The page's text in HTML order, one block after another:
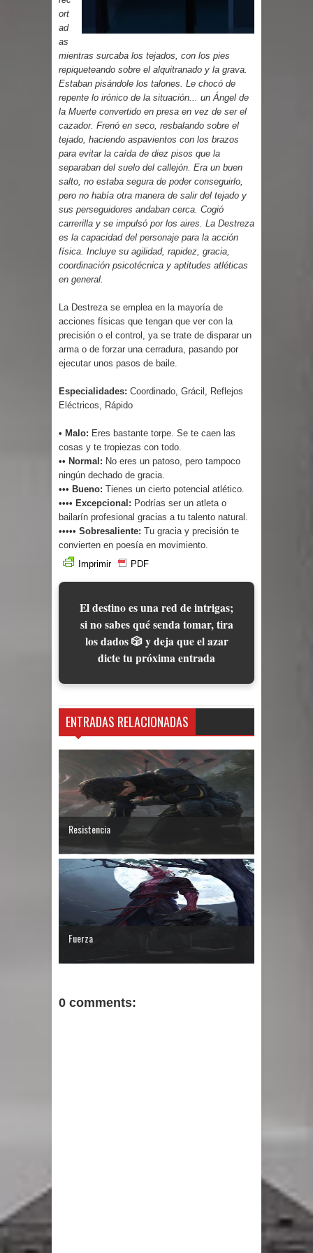
ort
ad
as
mientras surcaba los tejados, con los pies
repiqueteando sobre el alquitranado y la grava.
Estaban pisándole los talones. Le chocó de
repente lo irónico de la situación... un Ángel de
la Muerte convertido en presa en vez de ser el
cazador. Frenó en seco, resbalando sobre el
tejado, haciendo aspavientos con los brazos
para evitar la caída de diez pisos que la
separaban del suelo del callejón. Era un buen
salto, no estaba segura de poder conseguirlo,
pero no había otra manera de salir del tejado y
sus perseguidores andaban cerca. Cogió
carrerilla y se impulsó por los aires. La Destreza
es la capacidad del personaje para la acción
física. Incluye su agilidad, rapidez, gracia,
coordinación psicotécnica y aptitudes atléticas
en general.
La Destreza se emplea en la mayoría de
acciones físicas que tengan que ver con la
precisión o el control, ya se trate de disparar un
arma o de forzar una cerradura, pasando por
ejecutar unos pasos de baile.
Especialidades: Coordinado, Grácil, Reflejos
Eléctricos, Rápido
• Malo: Eres bastante torpe. Se te caen las
cosas y te tropiezas con todo.
•• Normal: No eres un patoso, pero tampoco
ningún dechado de gracia.
••• Bueno: Tienes un cierto potencial atlético.
•••• Excepcional: Podrías ser un atleta o
bailarín profesional gracias a tu talento natural.
••••• Sobresaliente: Tu gracia y precisión te
convierten en poesía en movimiento.
Imprimir
PDF
El destino es una red de intrigas;
si no sabes qué senda tomar, tira
los dados 🎲 y deja que el azar
dicte tu próxima entrada
ENTRADAS RELACIONADAS
Resistencia
Fuerza
0 comments: